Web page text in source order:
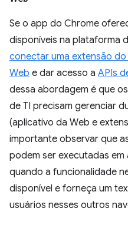
Se o app do Chrome
disponíveis na plataforma
conectar uma extensão
Web e dar acesso a APIs
dessa abordagem é que
de TI precisam gerenciar
(aplicativo da Web e
importante observar que
podem ser executadas
quando a funcionalidade
disponível e forneça um
usuários nesses outros